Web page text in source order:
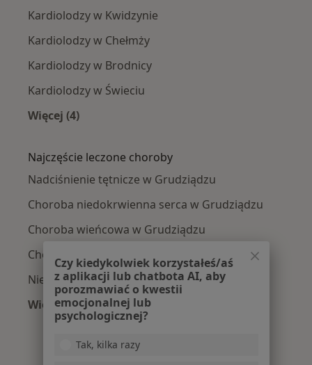
Kardiolodzy w Kwidzynie
Kardiolodzy w Chełmży
Kardiolodzy w Brodnicy
Kardiolodzy w Świeciu
Więcej (4)
Najczęście leczone choroby
Nadciśnienie tętnicze w Grudziądzu
Choroba niedokrwienna serca w Grudziądzu
Choroba wieńcowa w Grudziądzu
Choroby serca w Grudziądzu
Niewydolność serca w Grudziądzu
Więcej (15)
Więcej w kategorii: Najczęście leczone
Czy kiedykolwiek korzystałeś/aś
z aplikacji lub chatbota AI, aby
porozmawiać o kwestii
emocjonalnej lub
psychologicznej?
Tak, kilka razy